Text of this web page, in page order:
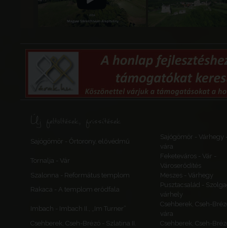
Új feltöltések, frissítések
Sajógömör - Őrtorony, elővédmű
Sajógömör - Várhegy
vára
Tornalja - Vár
Feketeváros - Vár -
Városerődítés
Szalonna - Református templom
Meszes - Várhegy
Rakaca - A templom erődfala
Pusztacsalád -
várhely
Imbach - Imbach II., „Im Turner”
Csehberek, Cseh-
vára
Csehberek, Cseh-Brézó - Szlatina II.
Csehberek, Cseh-